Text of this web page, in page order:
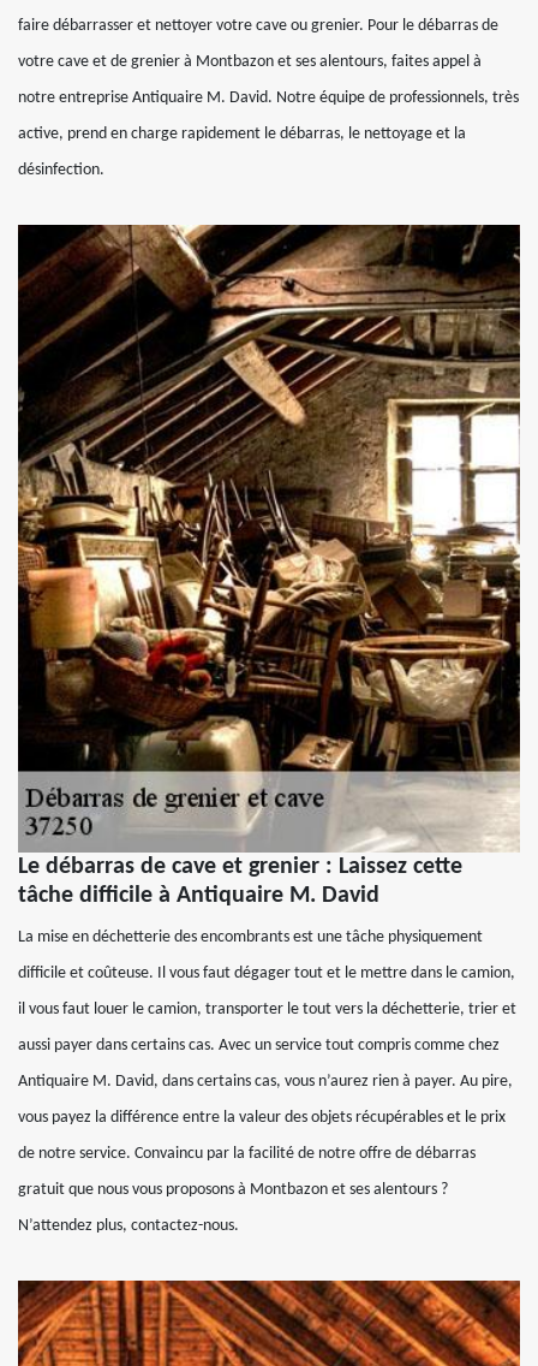
faire débarrasser et nettoyer votre cave ou grenier. Pour le débarras de
votre cave et de grenier à Montbazon et ses alentours, faites appel à
notre entreprise Antiquaire M. David. Notre équipe de professionnels, très
active, prend en charge rapidement le débarras, le nettoyage et la
désinfection.
Le débarras de cave et grenier : Laissez cette
tâche difficile à Antiquaire M. David
La mise en déchetterie des encombrants est une tâche physiquement
difficile et coûteuse. Il vous faut dégager tout et le mettre dans le camion,
il vous faut louer le camion, transporter le tout vers la déchetterie, trier et
aussi payer dans certains cas. Avec un service tout compris comme chez
Antiquaire M. David, dans certains cas, vous n’aurez rien à payer. Au pire,
vous payez la différence entre la valeur des objets récupérables et le prix
de notre service. Convaincu par la facilité de notre offre de débarras
gratuit que nous vous proposons à Montbazon et ses alentours ?
N’attendez plus, contactez-nous.